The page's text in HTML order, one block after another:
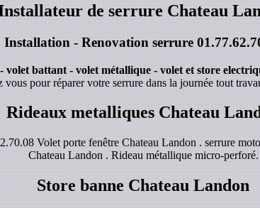
de serrure Chateau
Installation - Renovation serrure
battant - volet métallique - volet et store
vous pour réparer votre serrure dans la journée tout
Rideaux metalliques Chateau
Volet porte fenêtre Chateau Landon . serrure
Chateau Landon . Rideau métallique micro-perforé.
Store banne Chateau Landon